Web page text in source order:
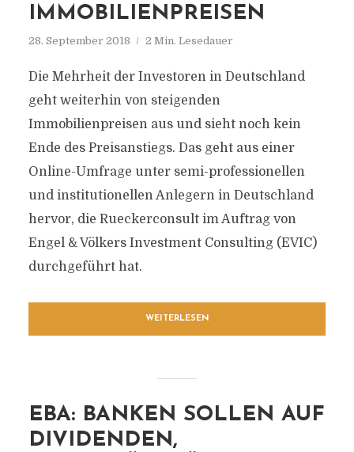
IMMOBILIENPREISEN
28. September 2018 2 Min. Lesedauer
Die Mehrheit der Investoren in Deutschland
geht weiterhin von steigenden
Immobilienpreisen aus und sieht noch kein
Ende des Preisanstiegs. Das geht aus einer
Online-Umfrage unter semi-professionellen
und institutionellen Anlegern in Deutschland
hervor, die Rueckerconsult im Auftrag von
Engel & Völkers Investment Consulting (EVIC)
durchgeführt hat.
WEITERLESEN
EBA: BANKEN SOLLEN AUF
DIVIDENDEN,